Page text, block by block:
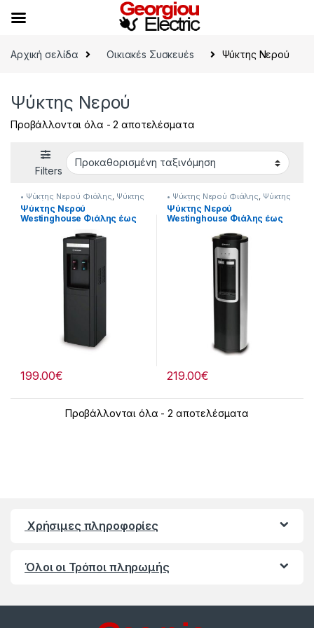
Αρχική σελίδα
Οικιακέs Συσκευέs Ψύκτης Νερού
Ψύκτης Νερού
Προβάλλονται όλα - 2 αποτελέσματα
Filters
• Ψύκτης Νερού Φιάλης Ψύκτης
Νερού
Ψύκτης Νερού
Westinghouse Φιάλης έως
[901222001]
199.00€
• Ψύκτης Νερού Φιάλης Ψύκτης
Νερού
Ψύκτης Νερού
Westinghouse Φιάλης έως
[901222002]
219.00€
Προβάλλονται όλα - 2 αποτελέσματα
Χρήσιμες πληροφορίες
Όλοι οι Τρόποι πληρωμής